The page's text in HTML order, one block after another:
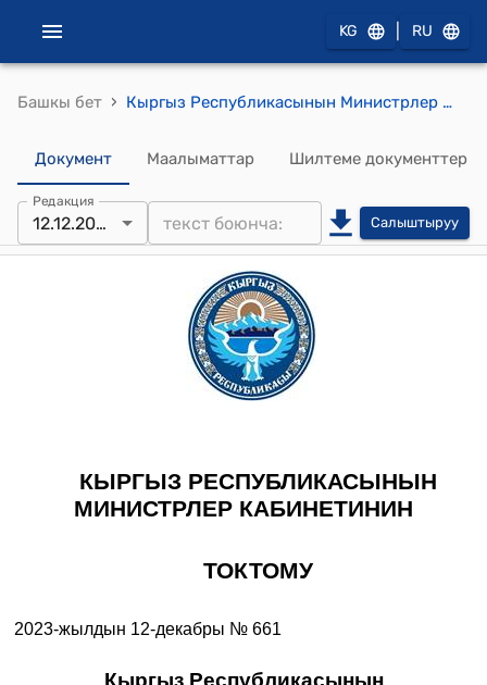
KG RU
Башкы бет › Кыргыз Республикасынын Министрлер Кабинетинин 2023-жылдын 12-декабрындагы № 661 "Кыргыз Республикасынын Министрлер Кабинетинин 2021-жылдын 10-декабрындагы № 300 "Кыргыз Республикасынын Экономика жана коммерция министрлигинин ведомстволук бөлүмдөрүнүн жана уюмдарынын маселелери жөнүндө" токтомуна өзгөртүүлөрдү киргизүү жана Кыргыз Республикасынын Өкмөтүнүн, Кыргыз Республикасынын Министрлер Кабинетинин айрым чечимдерин күчүн жоготту деп таануу тууралуу" токтому
Документ Маалыматтар Шилтеме документтер
Редакция
12.12.2023 Салыштыруу